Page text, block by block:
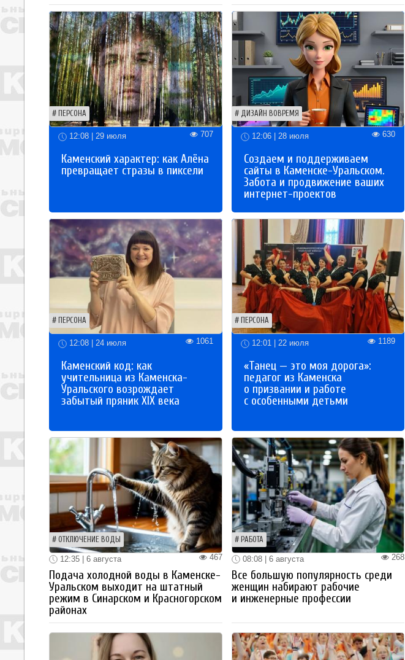
ПЕРСОНА
12:08 | 29 июля 707
Каменский характер: как Алёна
превращает стразы в пиксели
ДИЗАЙН ВОВРЕМЯ
12:06 | 28 июля 630
Создаем и поддерживаем
сайты в Каменске-Уральском.
Забота и продвижение ваших
интернет-проектов
ПЕРСОНА
12:08 | 24 июля 1061
Каменский код: как
учительница из Каменска-
Уральского возрождает
забытый пряник XIX века
ПЕРСОНА
12:01 | 22 июля 1189
«Танец — это моя дорога»:
педагог из Каменска
о призвании и работе
с особенными детьми
ОТКЛЮЧЕНИЕ ВОДЫ
467
12:35 | 6 августа
Подача холодной воды в Каменске-
Уральском выходит на штатный
режим в Синарском и Красногорском
районах
РАБОТА
268
08:08 | 6 августа
Все большую популярность среди
женщин набирают рабочие
и инженерные профессии